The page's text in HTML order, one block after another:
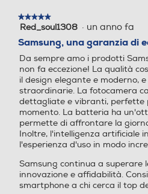
147
70,6
Profondità-mm
7,6
Peso-gr
167
Porta USB
Tipo USB
USB Type-C
Presenza AI
Con AI
Lettore impronte digitali
★★★★★
★★★★★
5
5
stelle.
Red_soul1308 · un anno fa
Samsung, una garanzia di
Da sempre amo i prodotti
non fa eccezione! La qualità
il design elegante e moderno,
straordinarie. La fotocamera
dettagliate e vibranti, perfette
momento. La batteria ha
permette di affrontare la
Inoltre, l'intelligenza artificiale
l'esperienza d'uso in modo
Samsung continua a superare
innovazione e affidabilità.
smartphone a chi cerca il top